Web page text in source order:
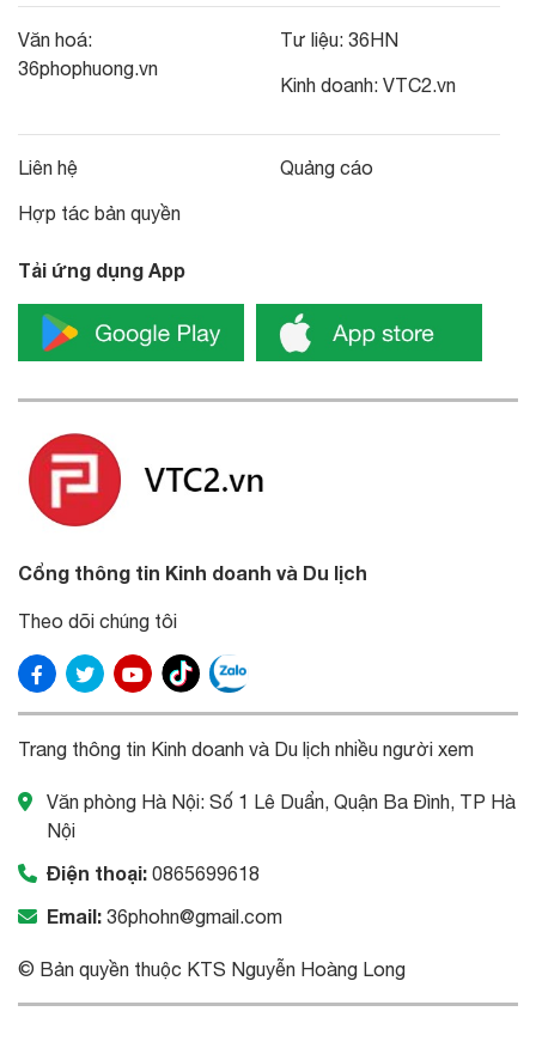
Văn hoá:
36phophuong.vn
Tư liệu: 36HN
Kinh doanh: VTC2.vn
Liên hệ
Hợp tác bản quyền
Quảng cáo
Tải ứng dụng App
Cổng thông tin Kinh doanh và Du lịch
Theo dõi chúng tôi
Trang thông tin Kinh doanh và Du lịch nhiều người xem
Văn phòng Hà Nội: Số 1 Lê Duẩn, Quận Ba Đình, TP Hà
Nội
Điện thoại: 0865699618
Email: 36phohn@gmail.com
© Bản quyền thuộc KTS Nguyễn Hoàng Long